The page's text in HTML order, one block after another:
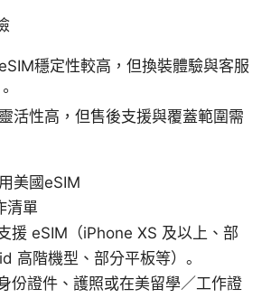
穩定性較高，但換裝體驗與客服
活性高，但售後支援與覆蓋範圍需
美國eSIM
清單
援 eSIM（iPhone XS 及以上、部
高階機型、部分平板等）。
份證件、護照或在美留學／工作證